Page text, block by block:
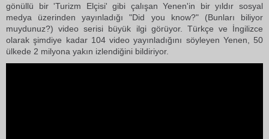
gönüllü bir 'Turizm Elçisi' gibi çalışan Yenen'in bir yıldır sosyal
medya üzerinden yayınladığı "Did you know?" (Bunları biliyor
muydunuz?) video serisi büyük ilgi görüyor. Türkçe ve İngilizce
olarak şimdiye kadar 104 video yayınladığını söyleyen Yenen, 50
ülkede 2 milyona yakın izlendiğini bildiriyor.